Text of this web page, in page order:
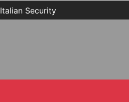
Italian Security